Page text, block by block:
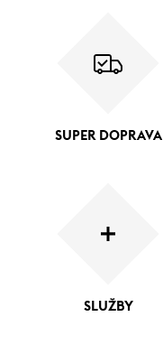
SUPER DOPRAVA
SLUŽBY